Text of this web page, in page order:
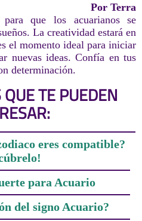
Por Terra
que los acuarianos se
La creatividad estará en
el momento ideal para iniciar
nuevas ideas. Confía en tus
determinación.
TE PUEDEN
eres compatible?
para Acuario
del signo Acuario?